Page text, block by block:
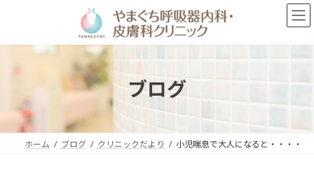
ン
プ
ー
動
ブログ
ホーム ブログ クリニックだより 小児喘息で大人になると・・・・